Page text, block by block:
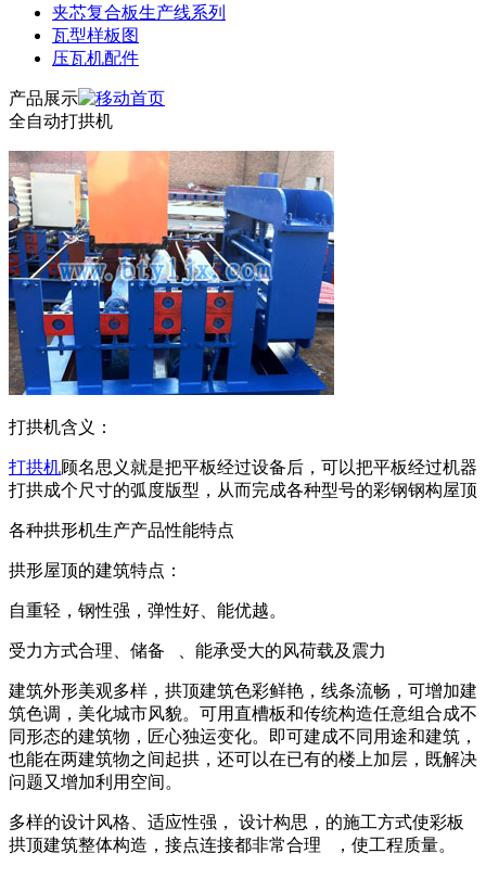
夹芯复合板生产线系列
瓦型样板图
压瓦机配件
产品展示
全自动打拱机
打拱机含义：
打拱机顾名思义就是把平板经过设备后，可以把平板经过机器
打拱成个尺寸的弧度版型，从而完成各种型号的彩钢钢构屋顶
各种拱形机生产产品性能特点
拱形屋顶的建筑特点：
自重轻，钢性强，弹性好、能优越。
受力方式合理、储备 、能承受大的风荷载及震力
建筑外形美观多样，拱顶建筑色彩鲜艳，线条流畅，可增加建
筑色调，美化城市风貌。可用直槽板和传统构造任意组合成不
同形态的建筑物，匠心独运变化。即可建成不同用途和建筑，
也能在两建筑物之间起拱，还可以在已有的楼上加层，既解决
问题又增加利用空间。
多样的设计风格、适应性强， 设计构思，的施工方式使彩板
拱顶建筑整体构造，接点连接都非常合理 ，使工程质量。